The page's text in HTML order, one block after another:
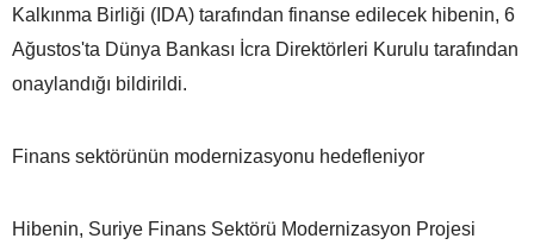
Kalkınma Birliği (IDA) tarafından finanse edilecek hibenin, 6
Ağustos'ta Dünya Bankası İcra Direktörleri Kurulu tarafından
onaylandığı bildirildi.
Finans sektörünün modernizasyonu hedefleniyor
Hibenin, Suriye Finans Sektörü Modernizasyon Projesi